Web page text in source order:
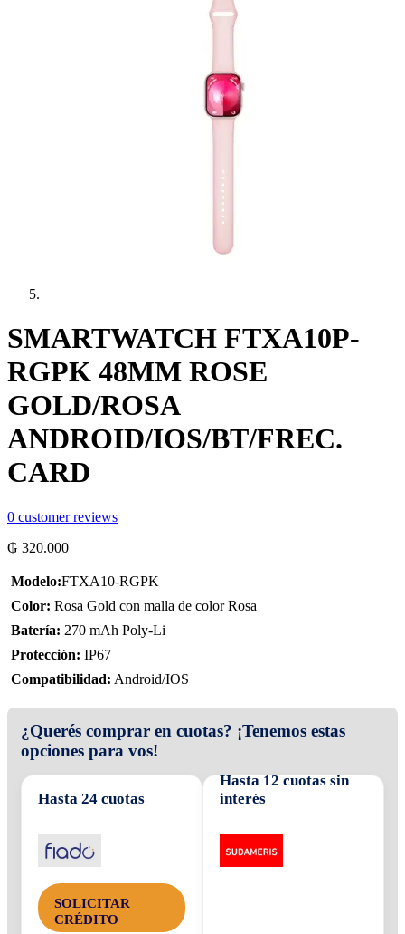
SMARTWATCH FTXA10P-
RGPK 48MM ROSE
GOLD/ROSA
ANDROID/IOS/BT/FREC.
CARD
0 customer reviews
₲ 320.000
 Modelo:FTXA10-RGPK
 Color: Rosa Gold con malla de color Rosa
 Batería: 270 mAh Poly-Li
 Protección: IP67
 Compatibilidad: Android/IOS
¿Querés comprar en cuotas? ¡Tenemos estas
opciones para vos!
Hasta 24 cuotas
SOLICITAR
CRÉDITO
Hasta 12 cuotas sin
interés